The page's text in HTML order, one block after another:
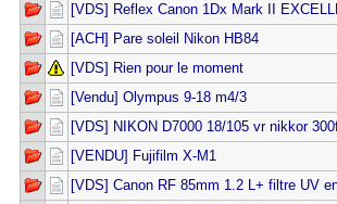
[VDS] Reflex Canon 1Dx Mark II
[ACH] Pare soleil Nikon HB84
[VDS] Rien pour le moment
[Vendu] Olympus 9-18 m4/3
[VDS] NIKON D7000 18/105 vr nikkor
[VENDU] Fujifilm X-M1
[VDS] Canon RF 85mm 1.2 L+ filtre UV